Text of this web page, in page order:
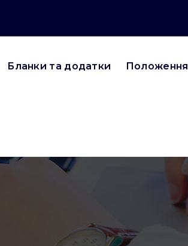
Бланки та додатки Положення